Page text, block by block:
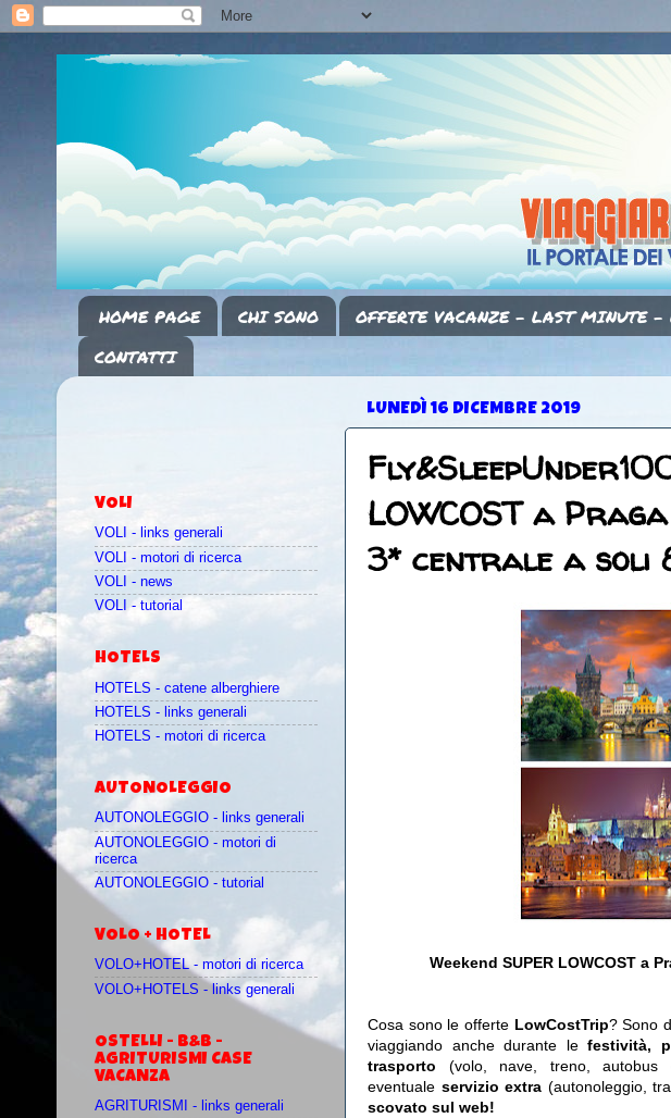
HOME PAGE CHI SONO OFFERTE VACANZE - LAST MINUTE -
CONTATTI
LUNEDÌ 16 DICEMBRE 2019
LOWCOST a
3* centrale a soli
Weekend SUPER LOWCOST a
Cosa sono le offerte LowCostTrip? Sono
viaggiando anche durante lefestività,
trasporto (volo, nave, treno, autobus
eventuale servizio extra (autonoleggio,
scovato sul web!
VOLI
VOLI - links generali
VOLI - motori di ricerca
VOLI - news
VOLI - tutorial
HOTELS
HOTELS - catene alberghiere
HOTELS - links generali
HOTELS - motori di ricerca
AUTONOLEGGIO
AUTONOLEGGIO - links generali
AUTONOLEGGIO - motori di
ricerca
AUTONOLEGGIO - tutorial
VOLO + HOTEL
VOLO+HOTEL - motori di ricerca
VOLO+HOTELS - links generali
OSTELLI - B&B -
AGRITURISMI CASE
VACANZA
AGRITURISMI - links generali